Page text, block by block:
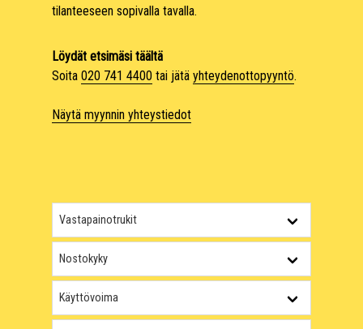
tilanteeseen sopivalla tavalla.
Löydät etsimäsi täältä
Soita 020 741 4400 tai jätä yhteydenottopyyntö.
Näytä myynnin yhteystiedot